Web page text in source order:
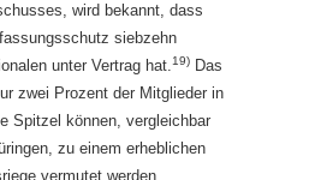
wird bekannt, dass
siebzehn
unter Vertrag hat.19) Das
zwei Prozent der Mitglieder in
Spitzel können, vergleichbar
zu einem erheblichen
vermutet werden.